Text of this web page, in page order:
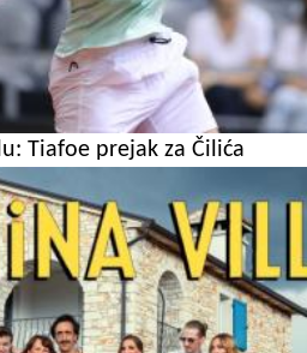
Tiafoe prejak za Čilića